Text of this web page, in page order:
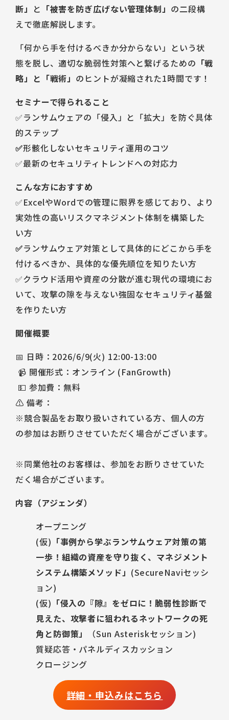
断」 と 「被害を防ぎ広げない管理体制」 の二段構
えで徹底解説します。
「何から手を付けるべきか分からない」という状
態を脱し、適切な脆弱性対策へと繋げるための 「戦
略」と「戦術」 のヒントが凝縮された1時間です！
セミナーで得られること
✅ランサムウェアの「侵入」と「拡大」を防ぐ具体
的ステップ
✅形骸化しないセキュリティ運用のコツ
✅最新のセキュリティトレンドへの対応力
こんな方におすすめ
✅ExcelやWordでの管理に限界を感じており、より
実効性の高いリスクマネジメント体制を構築した
い方
✅ランサムウェア対策として具体的にどこから手を
付けるべきか、具体的な優先順位を知りたい方
✅クラウド活用や資産の分散が進む現代の環境にお
いて、攻撃の隙を与えない強固なセキュリティ基盤
を作りたい方
開催概要
📅 日時：2026/6/9(火) 12:00-13:00
📹 開催形式：オンライン (FanGrowth)
💵 参加費：無料
⚠️ 備考：
※競合製品をお取り扱いされている方、個人の方
の参加はお断りさせていただく場合がございます。
※同業他社のお客様は、参加をお断りさせていた
だく場合がございます。
内容（アジェンダ）
オープニング
(仮) 「事例から学ぶランサムウェア対策の第
一歩！組織の資産を守り抜く、マネジメント
システム構築メソッド」 (SecureNaviセッシ
ョン)
(仮) 「侵入の『隙』をゼロに！脆弱性診断で
見えた、攻撃者に狙われるネットワークの死
角と防御策」
（Sun Asteriskセッション)
質疑応答・パネルディスカッション
クロージング
詳細・申込みはこちら